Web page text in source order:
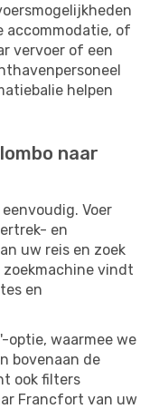
accommodatie, of
vervoer of een
helpen
naar
Voer
en
uw reis en zoek
zoekmachine vindt
en
optie, waarmee we
bovenaan de
ook filters
Francfort van uw